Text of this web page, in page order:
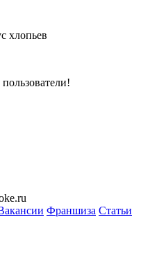
хлопьев
Франшиза Статьи